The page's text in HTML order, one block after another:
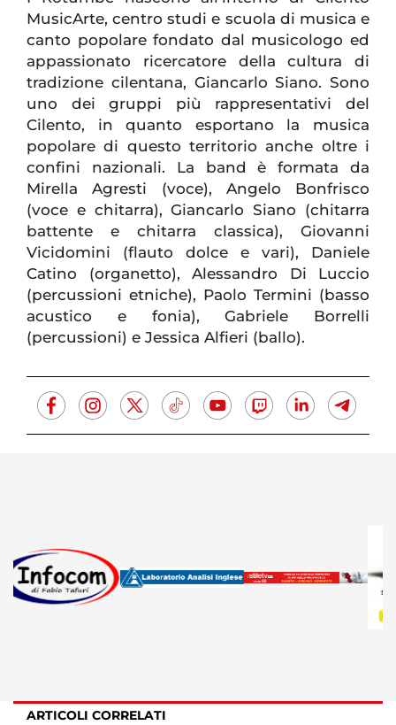
MusicArte, centro studi e scuola di musica e
canto popolare fondato dal musicologo ed
appassionato ricercatore della cultura di
tradizione cilentana, Giancarlo Siano. Sono
uno dei gruppi più rappresentativi del
Cilento, in quanto esportano la musica
popolare di questo territorio anche oltre i
confini nazionali. La band è formata da
Mirella Agresti (voce), Angelo Bonfrisco
(voce e chitarra), Giancarlo Siano (chitarra
battente e chitarra classica), Giovanni
Vicidomini (flauto dolce e vari), Daniele
Catino (organetto), Alessandro Di Luccio
(percussioni etniche), Paolo Termini (basso
acustico e fonia), Gabriele Borrelli
(percussioni) e Jessica Alfieri (ballo).
ARTICOLI CORRELATI